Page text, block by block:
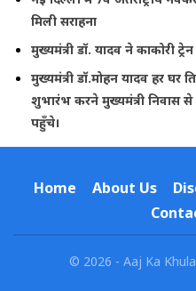
मिली सराहना
मुख्यमंत्री डॉ. यादव ने काकोरी
मुख्यमंत्री डॉ.मोहन यादव हर घर
शुभारंभ करने मुख्यमंत्री निवास से
पहुँचे।
Home About Us
© 2026 - Aaj Ka